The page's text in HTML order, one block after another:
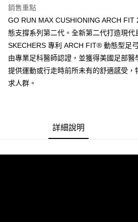
3.實際核准額度、可分期數及費用金額請依後
4.訂單成立30分鐘內，如未前往確認交易或遇
消。如遇「轉專審核」未通過狀況，表示未達
法說明評估內容。
【繳款方式說明】
1.分期款項不併入電信帳單，「大哥付你分期
2.透過簡訊連結打開帳單後，可選擇「超商條
帳／街口支付／iPASS MONEY」等通路繳費。
買賣價金債權讓與本公司後，依約使用本公司
2.基於同意付款使用「大哥付你分期」之契約
由本公司與您本人進行分期帳單所需資料之確
宅配
銷售重點
GO RUN MAX CUSHIONING ARCH
態支撐系列第二代。全新第二代打造現代
SKECHERS 專利 ARCH FIT® 動態型足
由專業足科醫師認證，並獲得美國足部醫
提供運動或行走時前所未有的舒適感受
求人群。
詳細說明